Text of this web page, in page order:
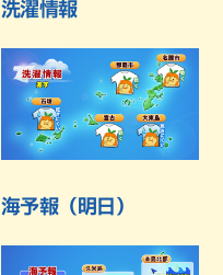
洗濯情報
海予報（明日）